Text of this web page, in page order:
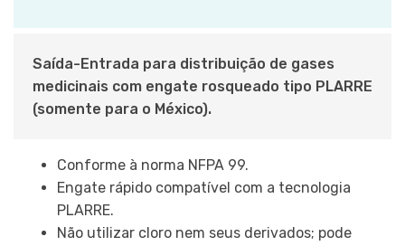
Saída-Entrada para distribuição de gases
medicinais com engate rosqueado tipo PLARRE
(somente para o México).
Conforme à norma NFPA 99.
Engate rápido compatível com a tecnologia
PLARRE.
Não utilizar cloro nem seus derivados; pode